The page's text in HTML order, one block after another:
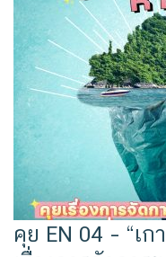
คุย EN 04 – “เก